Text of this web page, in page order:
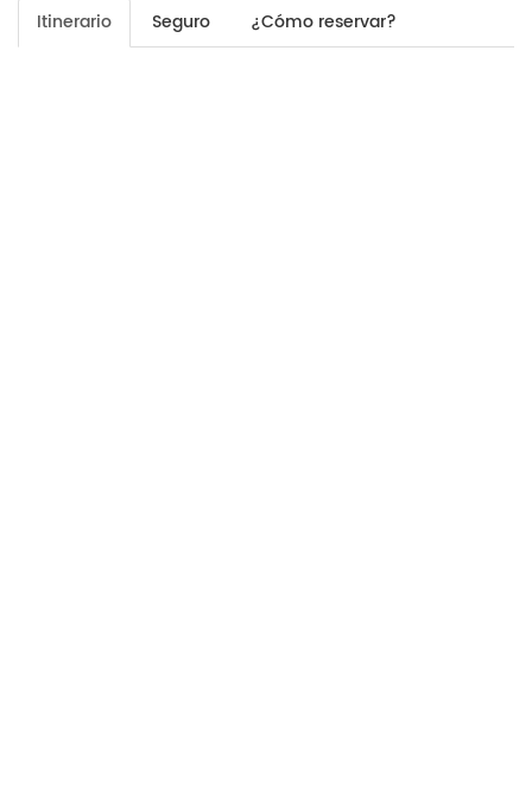
Itinerario Seguro ¿Cómo reservar?